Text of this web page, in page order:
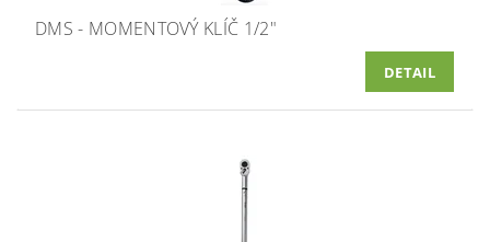
DMS - MOMENTOVÝ KLÍČ 1/2"
DETAIL